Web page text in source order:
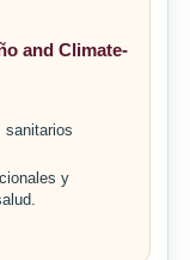
and Climate-
sanitarios
y